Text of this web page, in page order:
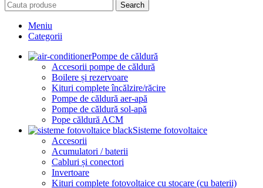
Search
Meniu
Categorii
Pompe de căldură
Accesorii pompe de căldură
Boilere și rezervoare
Kituri complete încălzire/răcire
Pompe de căldură aer-apă
Pompe de căldură sol-apă
Pope căldură ACM
Sisteme fotovoltaice
Accesorii
Acumulatori / baterii
Cabluri și conectori
Invertoare
Kituri complete fotovoltaice cu stocare (cu baterii)